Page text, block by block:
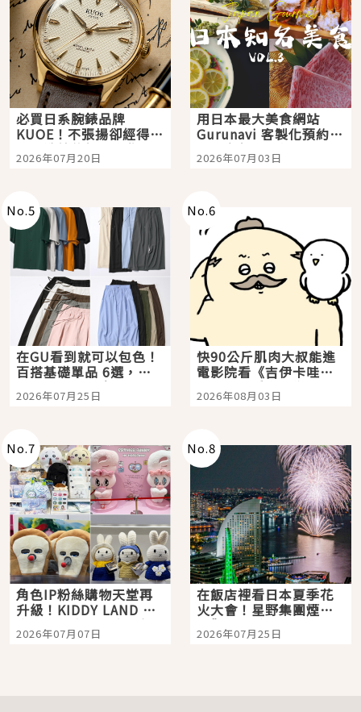
必買日系腕錶品牌
KUOE！不張揚卻經得起
時間洗鍊的經典之作五
選
2026年07月20日
用日本最大美食網站
Gurunavi 客製化預約九
大都市餐廳，打造專屬
美食體驗！
2026年07月03日
No.5
在GU看到就可以包色！
百搭基礎單品 6選，閉
眼全收也不心疼
2026年07月25日
No.6
快90公斤肌肉大叔能進
電影院看《吉伊卡哇》
嗎？日本重金屬樂團
「打首」會長與nagano
2026年08月03日
No.7
角色IP粉絲購物天堂再
升級！KIDDY LAND 原
宿店吉伊卡哇迎客，新
開幕 OMOKADO 店3分
2026年07月07日
No.8
在飯店裡看日本夏季花
火大會！星野集團煙火
景觀飯店6選，讓你不用
人擠人悠閒欣賞
2026年07月25日